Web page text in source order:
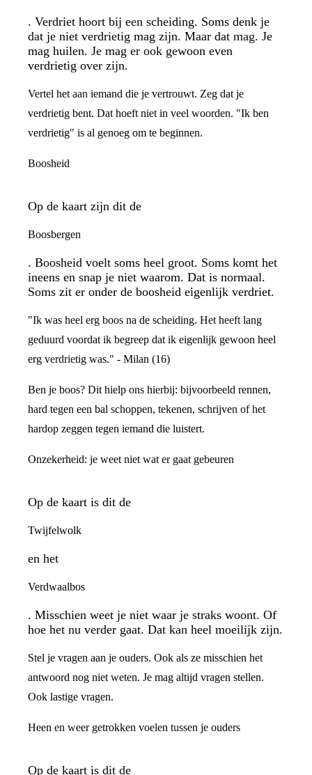
. Verdriet hoort bij een scheiding. Soms denk je
dat je niet verdrietig mag zijn. Maar dat mag. Je
mag huilen. Je mag er ook gewoon even
verdrietig over zijn.
Vertel het aan iemand die je vertrouwt. Zeg dat je
verdrietig bent. Dat hoeft niet in veel woorden. "Ik ben
verdrietig" is al genoeg om te beginnen.
Boosheid
Op de kaart zijn dit de
Boosbergen
. Boosheid voelt soms heel groot. Soms komt het
ineens en snap je niet waarom. Dat is normaal.
Soms zit er onder de boosheid eigenlijk verdriet.
"Ik was heel erg boos na de scheiding. Het heeft lang
geduurd voordat ik begreep dat ik eigenlijk gewoon heel
erg verdrietig was." - Milan (16)
Ben je boos? Dit hielp ons hierbij: bijvoorbeeld rennen,
hard tegen een bal schoppen, tekenen, schrijven of het
hardop zeggen tegen iemand die luistert.
Onzekerheid: je weet niet wat er gaat gebeuren
Op de kaart is dit de
Twijfelwolk
en het
Verdwaalbos
. Misschien weet je niet waar je straks woont. Of
hoe het nu verder gaat. Dat kan heel moeilijk zijn.
Stel je vragen aan je ouders. Ook als ze misschien het
antwoord nog niet weten. Je mag altijd vragen stellen.
Ook lastige vragen.
Heen en weer getrokken voelen tussen je ouders
Op de kaart is dit de